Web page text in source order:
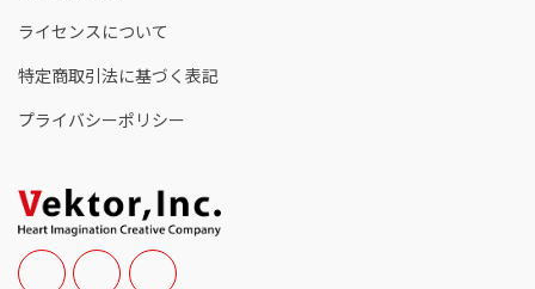
ライセンスについて
特定商取引法に基づく表記
プライバシーポリシー